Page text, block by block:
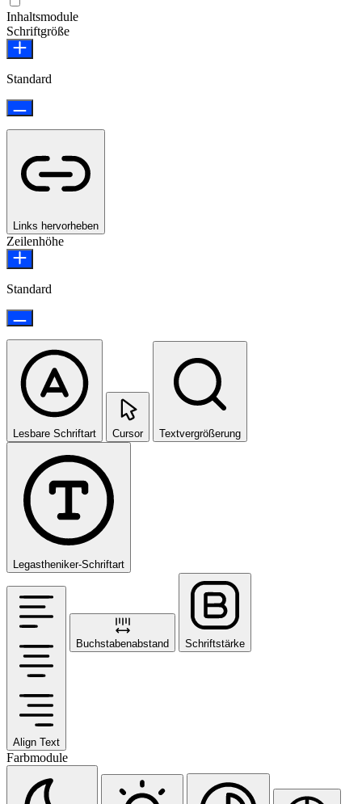
Inhaltsmodule
Schriftgröße
Standard
Links hervorheben
Zeilenhöhe
Standard
Lesbare Schriftart Cursor Textvergrößerung
Legastheniker-Schriftart
Align Text
Buchstabenabstand Schriftstärke
Farbmodule